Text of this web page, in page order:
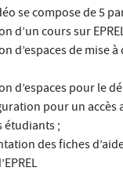
se compose de 5
d’un cours sur
d’espaces de mise
d’espaces pour le
pour un accès
étudiants ;
des fiches